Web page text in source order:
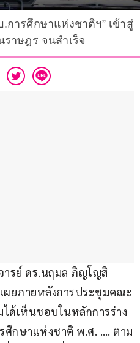
การศึกษาแห่งชาติฯ” เข้าสู่
าษฎร จนสำเร็จ
ารย์ ดร.นฤมล ภิญโญสิ
ผยภายหลังการประชุมคณะ
ด้เห็นชอบในหลักการร่าง
กษาแห่งชาติ พ.ศ. …. ตาม